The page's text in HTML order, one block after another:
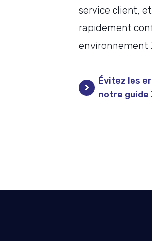
service client,
rapidement
environnement
Évitez les
notre guide